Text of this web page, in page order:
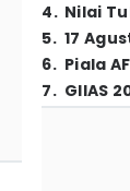
4. Nilai
5. 17
6. Piala
7. GIIAS